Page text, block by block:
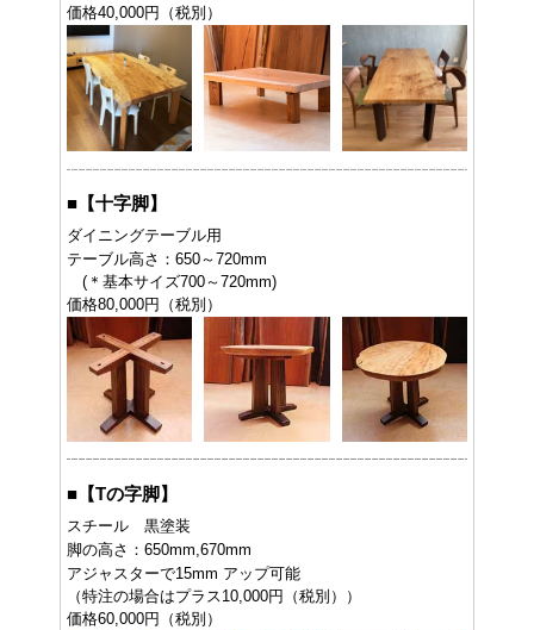
価格40,000円（税別）
■ 【十字脚】
ダイニングテーブル用
テーブル高さ：650～720mm
(＊基本サイズ700～720mm)
価格80,000円（税別）
■ 【Tの字脚】
スチール 黒塗装
脚の高さ：650mm,670mm
アジャスターで15mm アップ可能
（特注の場合はプラス10,000円（税別））
価格60,000円（税別）